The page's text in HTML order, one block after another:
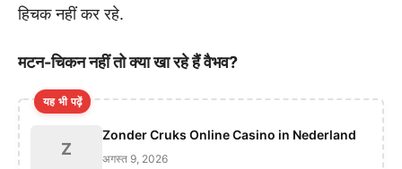
हिचक नहीं कर रहे.
मटन-चिकन नहीं तो क्या खा रहे हैं वैभव?
यह भी पढ़ें
Z
Zonder Cruks Online Casino in Nederland
अगस्त 9, 2026